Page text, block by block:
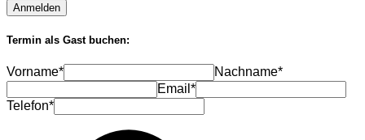
Anmelden
Termin als Gast buchen:
Vorname*
Nachname*
Email*
Telefon*